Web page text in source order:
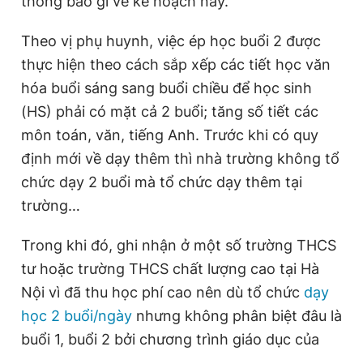
Theo dõi báo trên
Hotline
0906 645 777
Liên hệ quảng cáo
Đặt báo Quảng cáo RSS Tòa soạn Chính sách bảo
Phó tổng biên tập thường trực: Hải Thành
Phó tổng biên tập: Lâm Hiếu Dũng
Phó tổng biên tập: Trần Việt Hưng
Tổng thư ký tòa soạn: Đức Trung
Giấy phép xuất bản số 110/GP - BTTTT cấp ngày 24.3.2020
© 2003-2026 Bản quyền thuộc về Báo Thanh Niên. Cấm sao
chép dưới mọi hình thức nếu không có sự chấp thuận bằng văn
Theo vị phụ huynh, việc ép học buổi 2 được
thực hiện theo cách sắp xếp các tiết học văn
hóa buổi sáng sang buổi chiều để học sinh
(HS) phải có mặt cả 2 buổi; tăng số tiết các
môn toán, văn, tiếng Anh. Trước khi có quy
định mới về dạy thêm thì nhà trường không tổ
chức dạy 2 buổi mà tổ chức dạy thêm tại
trường…
Trong khi đó, ghi nhận ở một số trường THCS
tư hoặc trường THCS chất lượng cao tại Hà
Nội vì đã thu học phí cao nên dù tổ chức dạy
học 2 buổi/ngày nhưng không phân biệt đâu là
buổi 1, buổi 2 bởi chương trình giáo dục của